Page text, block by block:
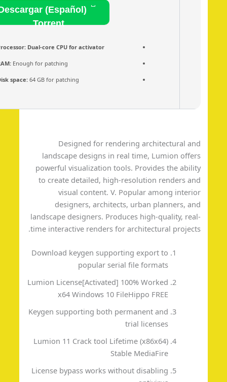
Descargar (Español)
Torrent
Processor: Dual-core CPU for activator
RAM:Enough for patching
Disk space:64 GB for patching
Designed for rendering architectural
landscape designs in real time, Lumion
powerful visualization tools. Provides the
to create detailed, high-resolution renders
visual content. V. Popular among
designers, architects, urban planners,
landscape designers. Produces high-quality,
time interactive renders for architectural
Download keygen supporting export to
popular serial file formats
Lumion License[Activated] 100% Worked
x64 Windows 10 FileHippo FREE
Keygen supporting both permanent and
trial licenses
Lumion 11 Crack tool Lifetime (x86x64)
Stable MediaFire
License bypass works without disabling